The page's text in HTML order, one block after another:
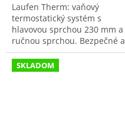
Laufen Therm: vaňový
termostatický systém s
hlavovou sprchou 230 mm a
ručnou sprchou. Bezpečné a
pohodlné riešenie pre
modernú kúpeľňu. Špičková
kvalita.
SKLADOM